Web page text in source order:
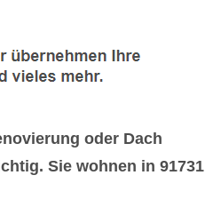
oder Dach
Sie wohnen in 91731